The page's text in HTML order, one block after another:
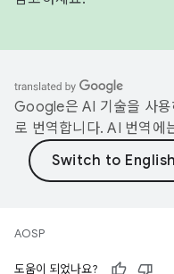
Google은 AI 기술을 사용
로 번역합니다. AI 번역에
AOSP
도움이 되었나요?